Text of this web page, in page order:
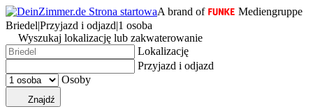
A brand of
Mediengruppe
Briedel|Przyjazd i odjazd|1 osoba
Wyszukaj lokalizację lub zakwaterowanie
Lokalizację
Przyjazd i odjazd
Osoby
Znajdź